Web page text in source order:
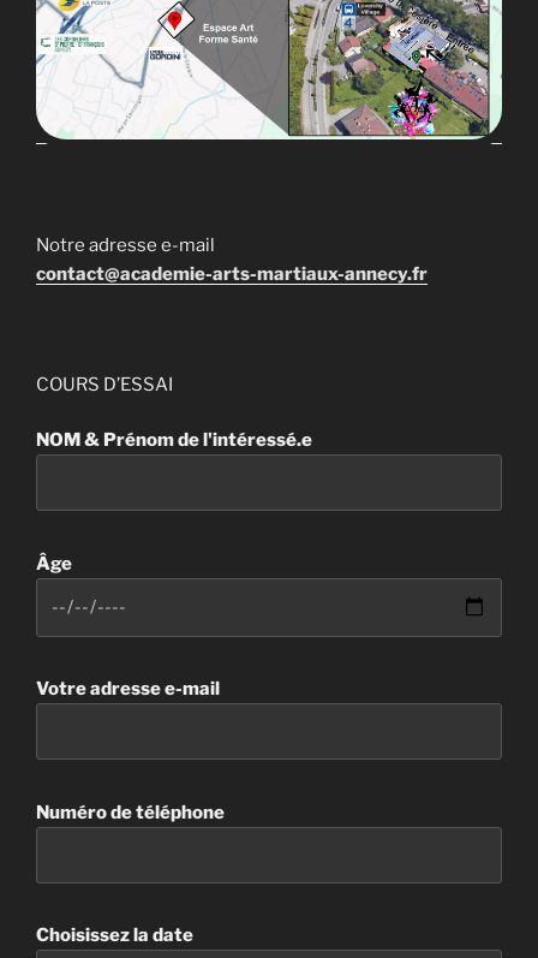
Notre adresse e-mail
contact@academie-arts-martiaux-annecy.fr
COURS D’ESSAI
NOM & Prénom de l'intéressé.e
Âge
Votre adresse e-mail
Numéro de téléphone
Choisissez la date